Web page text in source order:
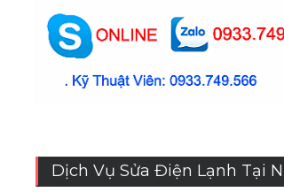
Dịch Vụ Sửa Điện Lạnh Tại